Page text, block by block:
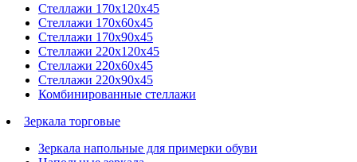
Стеллажи 170х120х45
Стеллажи 170х60х45
Стеллажи 170х90х45
Стеллажи 220х120х45
Стеллажи 220х60х45
Стеллажи 220х90х45
Комбинированные стеллажи
Зеркала торговые
Зеркала напольные для примерки обуви